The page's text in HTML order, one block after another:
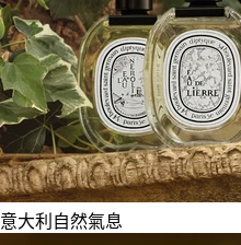
意大利自然氣息